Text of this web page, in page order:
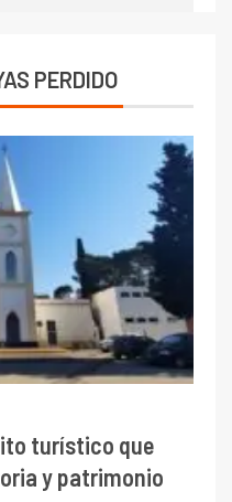
PERDIDO
turístico que
y patrimonio